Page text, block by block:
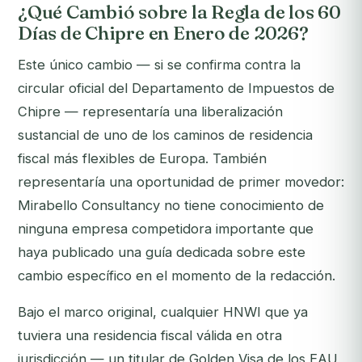
¿Qué Cambió sobre la Regla de los 60
Días de Chipre en Enero de 2026?
Este único cambio — si se confirma contra la
circular oficial del Departamento de Impuestos de
Chipre — representaría una liberalización
sustancial de uno de los caminos de residencia
fiscal más flexibles de Europa. También
representaría una oportunidad de primer movedor:
Mirabello Consultancy no tiene conocimiento de
ninguna empresa competidora importante que
haya publicado una guía dedicada sobre este
cambio específico en el momento de la redacción.
Bajo el marco original, cualquier HNWI que ya
tuviera una residencia fiscal válida en otra
jurisdicción — un titular de Golden Visa de los EAU,